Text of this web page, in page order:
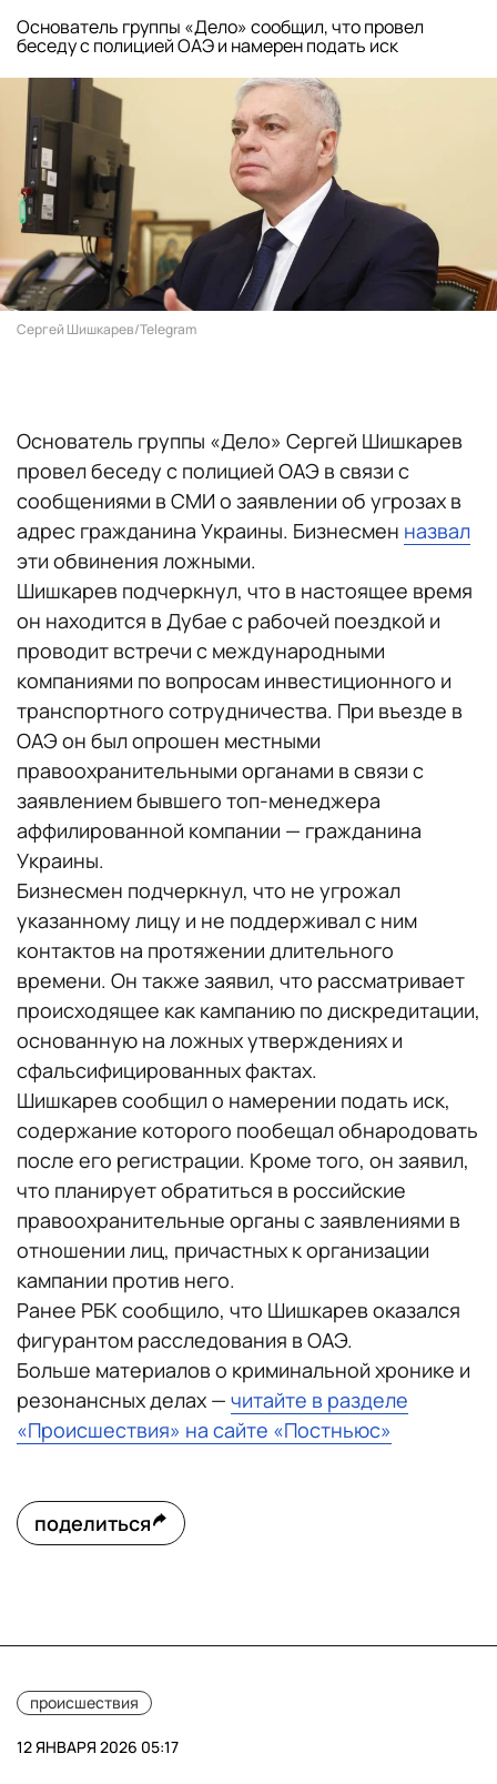
Основатель группы «Дело» сообщил, что провел
беседу с полицией ОАЭ и намерен подать иск
Сергей Шишкарев/Telegram
Основатель группы «Дело» Сергей Шишкарев
провел беседу с полицией ОАЭ в связи с
сообщениями в СМИ о заявлении об угрозах в
адрес гражданина Украины. Бизнесмен назвал
эти обвинения ложными.
Шишкарев подчеркнул, что в настоящее время
он находится в Дубае с рабочей поездкой и
проводит встречи с международными
компаниями по вопросам инвестиционного и
транспортного сотрудничества. При въезде в
ОАЭ он был опрошен местными
правоохранительными органами в связи с
заявлением бывшего топ-менеджера
аффилированной компании — гражданина
Украины.
Бизнесмен подчеркнул, что не угрожал
указанному лицу и не поддерживал с ним
контактов на протяжении длительного
времени. Он также заявил, что рассматривает
происходящее как кампанию по дискредитации,
основанную на ложных утверждениях и
сфальсифицированных фактах.
Шишкарев сообщил о намерении подать иск,
содержание которого пообещал обнародовать
после его регистрации. Кроме того, он заявил,
что планирует обратиться в российские
правоохранительные органы с заявлениями в
отношении лиц, причастных к организации
кампании против него.
Ранее РБК сообщило, что Шишкарев оказался
фигурантом расследования в ОАЭ.
Больше материалов о криминальной хронике и
резонансных делах — читайте в разделе
«Происшествия» на сайте «Постньюс»
поделиться
происшествия
12 ЯНВАРЯ 2026 05:17